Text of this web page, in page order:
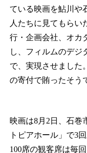
ている映画を鮎川や
人たちに見てもらい
行・企画会社、オカ
し、フィルムのデジ
で、実現させました
の寄付で賄ったそう
映画は8月2日、石巻
トピアホール」で3
100席の観客席は毎